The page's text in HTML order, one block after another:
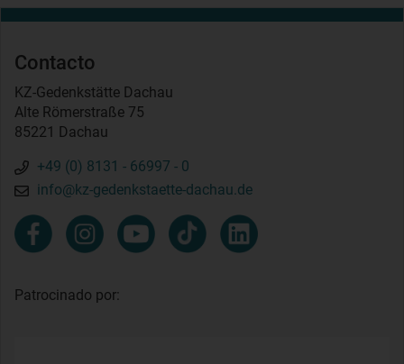
Contacto
KZ-Gedenkstätte Dachau
Alte Römerstraße 75
85221 Dachau
+49 (0) 8131 - 66997 - 0
info@kz-gedenkstaette-dachau.de
Patrocinado por: